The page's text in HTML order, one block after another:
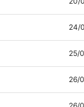
24/
25/
26/